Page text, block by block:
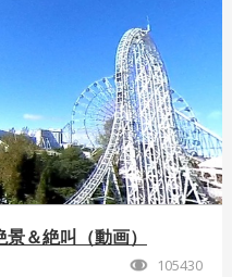
＆絶叫（動画）
105430